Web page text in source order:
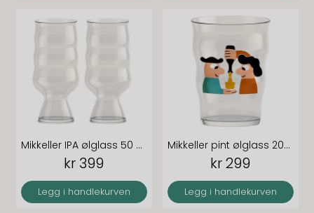
Mikkeller IPA ølglass 50 cl klar 2-pk
kr 399
Legg i handlekurven
Mikkeller pint ølglass 2024 40 cl klar med dekor
kr 299
Legg i handlekurven